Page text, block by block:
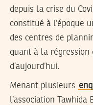
depuis la crise du
constitué à l’époque
des centres de
quant à la régression
d’aujourd’hui.
Menant plusieurs enq
l’association